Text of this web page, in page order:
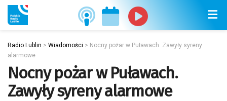
Radio Lublin > Wiadomości > Nocny pożar w Puławach. Zawyły syreny
alarmowe
Nocny pożar w Puławach.
Zawyły syreny alarmowe